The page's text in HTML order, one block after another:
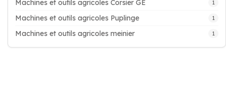
Machines et outils agricoles Corsier GE 1
Machines et outils agricoles Puplinge 1
Machines et outils agricoles meinier 1